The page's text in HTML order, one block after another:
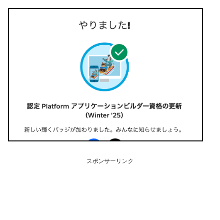
スポンサーリンク